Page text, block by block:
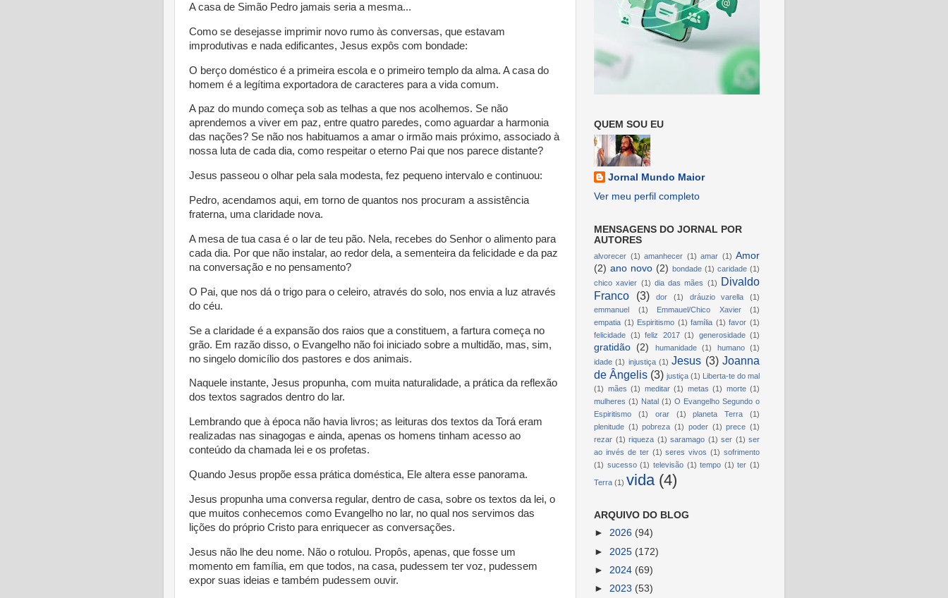
A casa de Simão Pedro jamais seria a mesma...
Como se desejasse imprimir novo rumo às conversas, que estavam
improdutivas e nada edificantes, Jesus expôs com bondade:
O berço doméstico é a primeira escola e o primeiro templo da alma. A casa do
homem é a legítima exportadora de caracteres para a vida comum.
A paz do mundo começa sob as telhas a que nos acolhemos. Se não
aprendemos a viver em paz, entre quatro paredes, como aguardar a harmonia
das nações? Se não nos habituamos a amar o irmão mais próximo, associado à
nossa luta de cada dia, como respeitar o eterno Pai que nos parece distante?
Jesus passeou o olhar pela sala modesta, fez pequeno intervalo e continuou:
Pedro, acendamos aqui, em torno de quantos nos procuram a assistência
fraterna, uma claridade nova.
A mesa de tua casa é o lar de teu pão. Nela, recebes do Senhor o alimento para
cada dia. Por que não instalar, ao redor dela, a sementeira da felicidade e da paz
na conversação e no pensamento?
O Pai, que nos dá o trigo para o celeiro, através do solo, nos envia a luz através
do céu.
Se a claridade é a expansão dos raios que a constituem, a fartura começa no
grão. Em razão disso, o Evangelho não foi iniciado sobre a multidão, mas, sim,
no singelo domicílio dos pastores e dos animais.
Naquele instante, Jesus propunha, com muita naturalidade, a prática da reflexão
dos textos sagrados dentro do lar.
Lembrando que à época não havia livros; as leituras dos textos da Torá eram
realizadas nas sinagogas e ainda, apenas os homens tinham acesso ao
conteúdo da chamada lei e os profetas.
Quando Jesus propõe essa prática doméstica, Ele altera esse panorama.
Jesus propunha uma conversa regular, dentro de casa, sobre os textos da lei, o
que muitos conhecemos como Evangelho no lar, no qual nos servimos das
lições do próprio Cristo para enriquecer as conversações.
Jesus não lhe deu nome. Não o rotulou. Propôs, apenas, que fosse um
momento em família, em que todos, na casa, pudessem ter voz, pudessem
expor suas ideias e também pudessem ouvir.
QUEM SOU EU
Jornal Mundo Maior
Ver meu perfil completo
MENSAGENS DO JORNAL POR
AUTORES
alvorecer (1) amanhecer (1) amar (1) Amor
(2) ano novo (2) bondade (1) caridade (1)
chico xavier (1) dia das mães (1) Divaldo
Franco
(3) dor (1) dráuzio varella
(1)
emmanuel
(1) Emmauel/Chico Xavier
(1)
empatia (1) Espiritismo (1) família (1) favor (1)
felicidade (1) feliz 2017 (1) generosidade (1)
gratidão (2) humanidade (1) humano
(1)
idade (1) injustiça (1) Jesus (3) Joanna
de Ângelis (3) justiça (1)
Liberta-te do mal
(1) mães (1) meditar (1) metas (1) morte (1)
mulheres (1) Natal (1) O Evangelho Segundo o
Espiritismo
(1) orar (1) planeta Terra
(1)
plenitude (1) pobreza (1) poder (1) prece (1)
rezar (1) riqueza (1) saramago (1) ser (1) ser
ao invés de ter (1) seres vivos (1) sofrimento
(1) sucesso (1) televisão (1) tempo (1) ter (1)
Terra (1) vida (4)
ARQUIVO DO BLOG
► 2026 (94)
► 2025 (172)
► 2024 (69)
► 2023 (53)